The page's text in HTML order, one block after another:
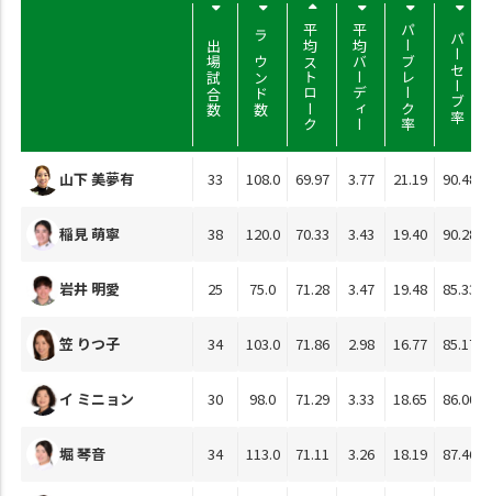
出場試合数 ラウンド数 平均ストローク 平均バーディー パーブレーク率 パーセーブ率
山下 美夢有 33 108.0 69.97 3.77 21.19 90.48
稲見 萌寧 38 120.0 70.33 3.43 19.40 90.28
岩井 明愛 25 75.0 71.28 3.47 19.48 85.33
笠 りつ子 34 103.0 71.86 2.98 16.77 85.17
イ ミニョン 30 98.0 71.29 3.33 18.65 86.00
堀 琴音 34 113.0 71.11 3.26 18.19 87.46